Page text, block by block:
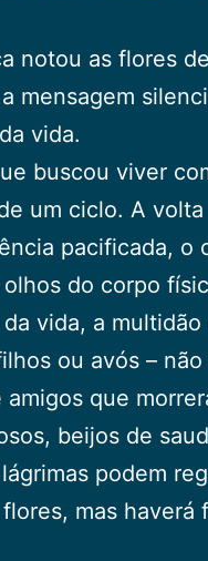
notou as flores
mensagem
vida.
buscou viver
um ciclo. A volta
pacificada, o
do corpo
vida, a
ou avós –
amigos que
beijos de
podem
mas